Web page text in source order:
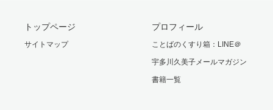
トップページ
サイトマップ
プロフィール
ことばのくすり箱：LINE＠
宇多川久美子メールマガジン
書籍一覧